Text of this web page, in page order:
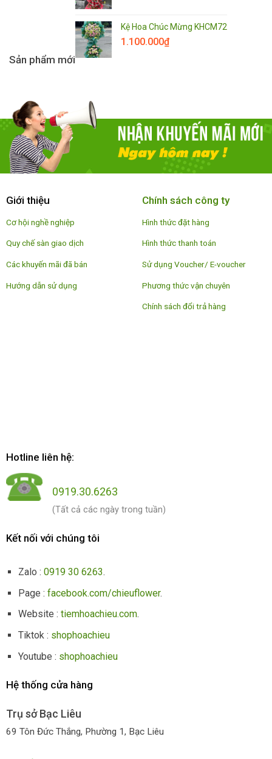
Sản phẩm mới
Kệ Hoa Chúc Mừng KHCM72
1.100.000₫
Giới thiệu
Cơ hội nghề nghiệp
Quy chế sàn giao dịch
Các khuyến mãi đã bán
Hướng dẫn sử dụng
Chính sách công ty
Hình thức đặt hàng
Hình thức thanh toán
Sử dụng Voucher/ E-voucher
Phương thức vận chuyên
Chính sách đổi trả hàng
Hotline liên hệ:
0919.30.6263
(Tất cả các ngày trong tuần)
Kết nối với chúng tôi
Zalo :0919 30 6263.
Page :facebook.com/chieuflower.
Website :tiemhoachieu.com.
Tiktok : shophoachieu
Youtube : shophoachieu
Hệ thống cửa hàng
Trụ sở Bạc Liêu
69 Tôn Đức Thắng, Phường 1, Bạc Liêu